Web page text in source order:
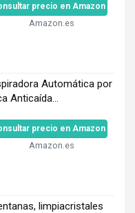
precio en Amazon
Amazon.es
Automática por
Anticaída...
precio en Amazon
Amazon.es
limpiacristales